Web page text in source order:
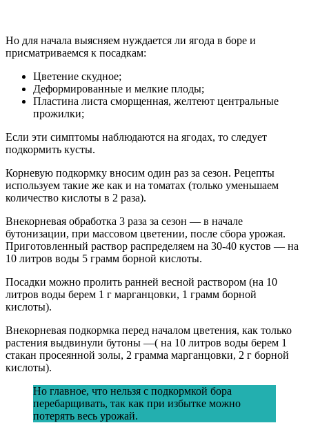
Но для начала выясняем нуждается ли ягода в боре и
присматриваемся к посадкам:
Цветение скудное;
Деформированные и мелкие плоды;
Пластина листа сморщенная, желтеют центральные
прожилки;
Если эти симптомы наблюдаются на ягодах, то следует
подкормить кусты.
Корневую подкормку вносим один раз за сезон. Рецепты
используем такие же как и на томатах (только уменьшаем
количество кислоты в 2 раза).
Внекорневая обработка 3 раза за сезон — в начале
бутонизации, при массовом цветении, после сбора урожая.
Приготовленный раствор распределяем на 30-40 кустов — на
10 литров воды 5 грамм борной кислоты.
Посадки можно пролить ранней весной раствором (на 10
литров воды берем 1 г марганцовки, 1 грамм борной
кислоты).
Внекорневая подкормка перед началом цветения, как только
растения выдвинули бутоны —( на 10 литров воды берем 1
стакан просеянной золы, 2 грамма марганцовки, 2 г борной
кислоты).
Но главное, что нельзя с подкормкой бора
перебарщивать, так как при избытке можно
потерять весь урожай.